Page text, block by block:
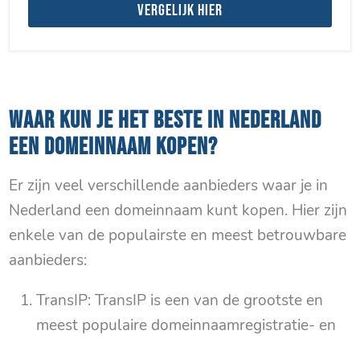
Vergelijk hier
WAAR KUN JE HET BESTE IN NEDERLAND
EEN DOMEINNAAM KOPEN?
Er zijn veel verschillende aanbieders waar je in
Nederland een domeinnaam kunt kopen. Hier zijn
enkele van de populairste en meest betrouwbare
aanbieders:
TransIP: TransIP is een van de grootste en
meest populaire domeinnaamregistratie- en